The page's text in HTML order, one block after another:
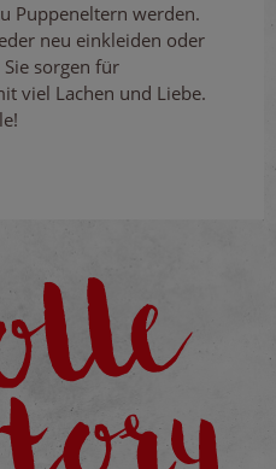
Puppeneltern werden.
neu einkleiden oder
sorgen für
viel Lachen und Liebe.